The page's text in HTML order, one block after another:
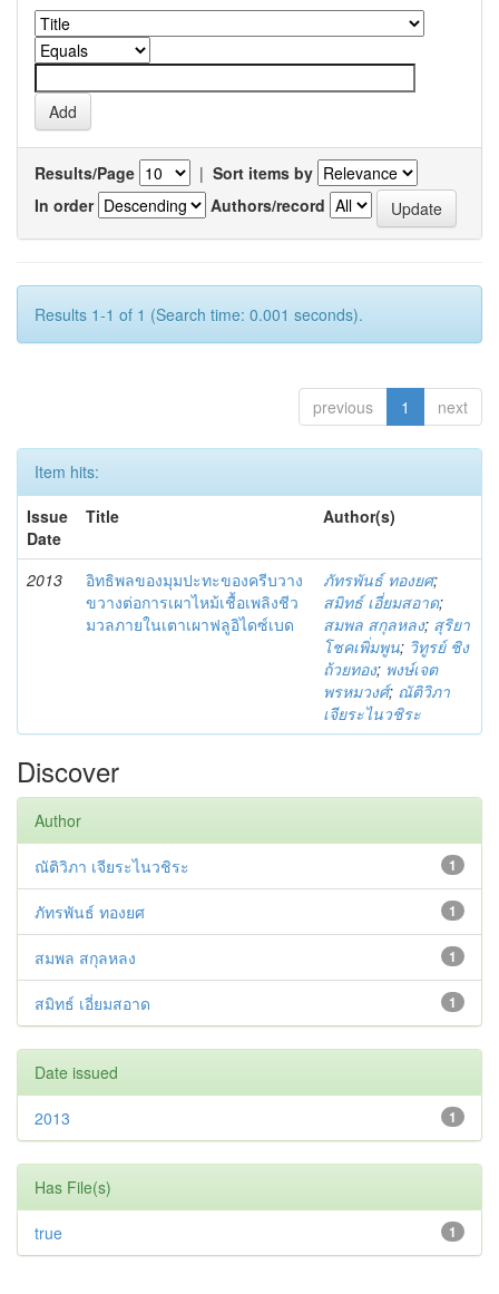
Results/Page | Sort items by
In order
Authors/record
Results 1-1 of 1 (Search time: 0.001 seconds).
previous 1 next
Item hits:
Issue
Date
Title Author(s)
2013
อิทธิพลของมุมปะทะของครีบวาง
ขวางต่อการเผาไหม้เชื้อเพลิงชีว
มวลภายในเตาเผาฟลูอิไดซ์เบด
ภัทรพันธ์ ทองยศ;
สมิทธ์ เอี่ยมสอาด;
สมพล สกุลหลง; สุริยา
โชคเพิ่มพูน; วิทูรย์ ชิง
ถ้วยทอง; พงษ์เจต
พรหมวงศ์; ณัติวิภา
เจียระไนวชิระ
Discover
Author
1
ณัติวิภา เจียระไนวชิระ
1
ภัทรพันธ์ ทองยศ
1
สมพล สกุลหลง
1
สมิทธ์ เอี่ยมสอาด
Date issued
1
2013
Has File(s)
1
true